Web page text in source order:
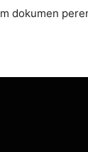
dokumen